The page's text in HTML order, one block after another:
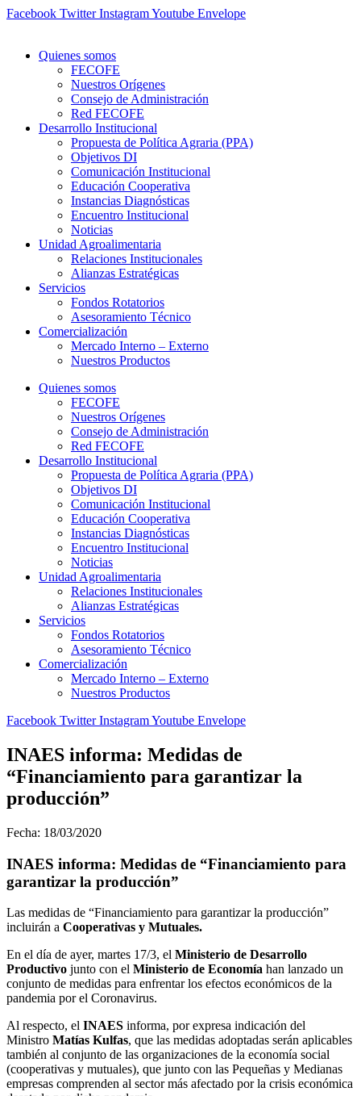
Ir
Facebook Twitter InstagramYoutube Envelope
Quienes somos
FECOFE
Nuestros Orígenes
Consejo de Administración
Red FECOFE
Desarrollo Institucional
Propuesta de Política Agraria (PPA)
Objetivos DI
Comunicación Institucional
Educación Cooperativa
Instancias Diagnósticas
Encuentro Institucional
Noticias
Unidad Agroalimentaria
Relaciones Institucionales
Alianzas Estratégicas
Servicios
Fondos Rotatorios
Asesoramiento Técnico
Comercialización
Mercado Interno – Externo
Nuestros Productos
Quienes somos
FECOFE
Nuestros Orígenes
Consejo de Administración
Red FECOFE
Desarrollo Institucional
Propuesta de Política Agraria (PPA)
Objetivos DI
Comunicación Institucional
Educación Cooperativa
Instancias Diagnósticas
Encuentro Institucional
Noticias
Unidad Agroalimentaria
Relaciones Institucionales
Alianzas Estratégicas
Servicios
Fondos Rotatorios
Asesoramiento Técnico
Comercialización
Mercado Interno – Externo
Nuestros Productos
Facebook Twitter InstagramYoutube Envelope
INAES informa: Medidas de
“Financiamiento para garantizar la
producción”
Fecha: 18/03/2020
INAES informa: Medidas de “Financiamiento para
garantizar la producción”
Las medidas de “Financiamiento para garantizar la producción”
incluirán a Cooperativas y Mutuales.
En el día de ayer, martes 17/3, el Ministerio de Desarrollo
Productivo junto con el Ministerio de Economía han lanzado un
conjunto de medidas para enfrentar los efectos económicos de la
pandemia por el Coronavirus.
Al respecto, el INAES informa, por expresa indicación del
Ministro Matías Kulfas, que las medidas adoptadas serán aplicables
también al conjunto de las organizaciones de la economía social
(cooperativas y mutuales), que junto con las Pequeñas y Medianas
empresas comprenden al sector más afectado por la crisis económica